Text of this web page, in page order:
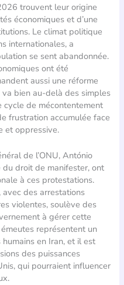
trouvent leur origine
économiques et d’une
Le climat politique
internationales, a
se sent abandonnée.
ont été
aussi une réforme
bien au-delà des simples
cycle de mécontentement
frustration accumulée face
et oppressive.
de l’ONU, António
du droit de manifester, ont
à ces protestations.
avec des arrestations
violentes, soulève des
à gérer cette
représentent un
en Iran, et il est
des puissances
qui pourraient influencer